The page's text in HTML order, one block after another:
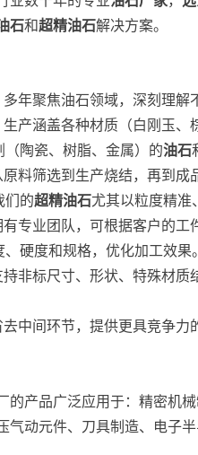
石和超精油石解决方案。
年聚焦油石领域，深刻理解
产涵盖各种材质（白刚玉、
（陶瓷、树脂、金属）的油石
料筛选到生产烧结，再到成
们的超精油石尤其以粒度精准
专业团队，可根据客户的工
、硬度和规格，优化加工效果。
非标尺寸、形状、特殊材质
中间环节，提供更具竞争力
的产品广泛应用于：精密机
气动元件、刀具制造、电子半